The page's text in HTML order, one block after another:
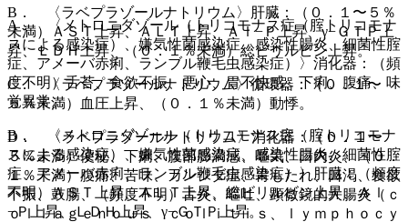
A． 〈メトロニダゾール（トリコモナス症（腟トリコモナ
スによる感染症）、嫌気性菌感染症、感染性腸炎、細菌性腟
症、アメーバ赤痢、ランブル鞭毛虫感染症）〉消化器：（頻
度不明）舌苔、食欲不振、悪心、胃不快感、下痢、腹痛、味
覚異常。
B． 〈メトロニダゾール（トリコモナス症（腟トリコモナ
スによる感染症）、嫌気性菌感染症、感染性腸炎、細菌性腟
症、アメーバ赤痢、ランブル鞭毛虫感染症）〉肝臓：（頻度
不明）ＡＳＴ上昇、ＡＬＴ上昇、総ビリルビン上昇、Ａｌ
−Ｐ上昇、ＬＤＨ上昇、γ−ＧＴＰ上昇。
B． 〈ラベプラゾールナトリウム〉肝臓：（０．１〜５％
未満）ＡＳＴ上昇、ＡＬＴ上昇、Ａｌ−Ｐ上昇、γ−ＧＴＰ上
昇、ＬＤＨ上昇、（０．１％未満）総ビリルビン上昇。
C． 〈ラベプラゾールナトリウム〉循環器：（０．１〜
５％未満）血圧上昇、（０．１％未満）動悸。
D． 〈ラベプラゾールナトリウム〉消化器：（０．１〜
５％未満）便秘、下痢、腹部膨満感、嘔気、口内炎、（０．
１％未満）腹痛、苦味、カンジダ症、胃もたれ、口渇、食欲
不振、鼓腸、（頻度不明）舌炎、嘔吐、顕微鏡的大腸炎（ｃ
ｏｌｌａｇｅｎｏｕｓ ｃｏｌｉｔｉｓ、ｌｙｍｐｈｏｃｙ